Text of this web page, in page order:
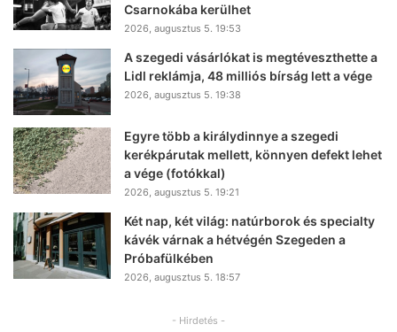
Csarnokába kerülhet
2026, augusztus 5. 19:53
A szegedi vásárlókat is megtéveszthette a
Lidl reklámja, 48 milliós bírság lett a vége
2026, augusztus 5. 19:38
Egyre több a királydinnye a szegedi
kerékpárutak mellett, könnyen defekt lehet
a vége (fotókkal)
2026, augusztus 5. 19:21
Két nap, két világ: natúrborok és specialty
kávék várnak a hétvégén Szegeden a
Próbafülkében
2026, augusztus 5. 18:57
- Hirdetés -